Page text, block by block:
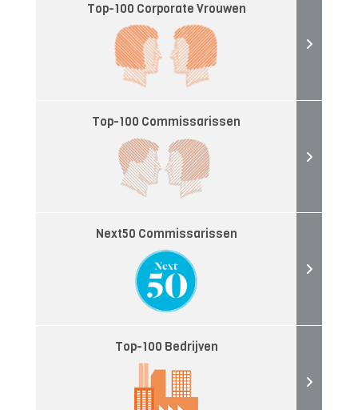
Top-100 Corporate Vrouwen
Top-100 Commissarissen
Next50 Commissarissen
Top-100 Bedrijven